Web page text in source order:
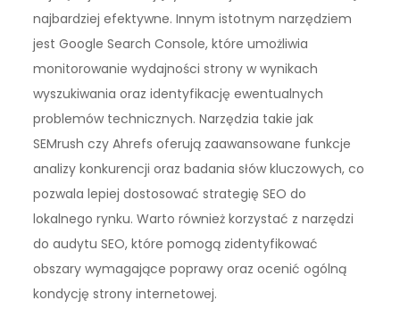
najbardziej efektywne. Innym istotnym narzędziem
jest Google Search Console, które umożliwia
monitorowanie wydajności strony w wynikach
wyszukiwania oraz identyfikację ewentualnych
problemów technicznych. Narzędzia takie jak
SEMrush czy Ahrefs oferują zaawansowane funkcje
analizy konkurencji oraz badania słów kluczowych, co
pozwala lepiej dostosować strategię SEO do
lokalnego rynku. Warto również korzystać z narzędzi
do audytu SEO, które pomogą zidentyfikować
obszary wymagające poprawy oraz ocenić ogólną
kondycję strony internetowej.